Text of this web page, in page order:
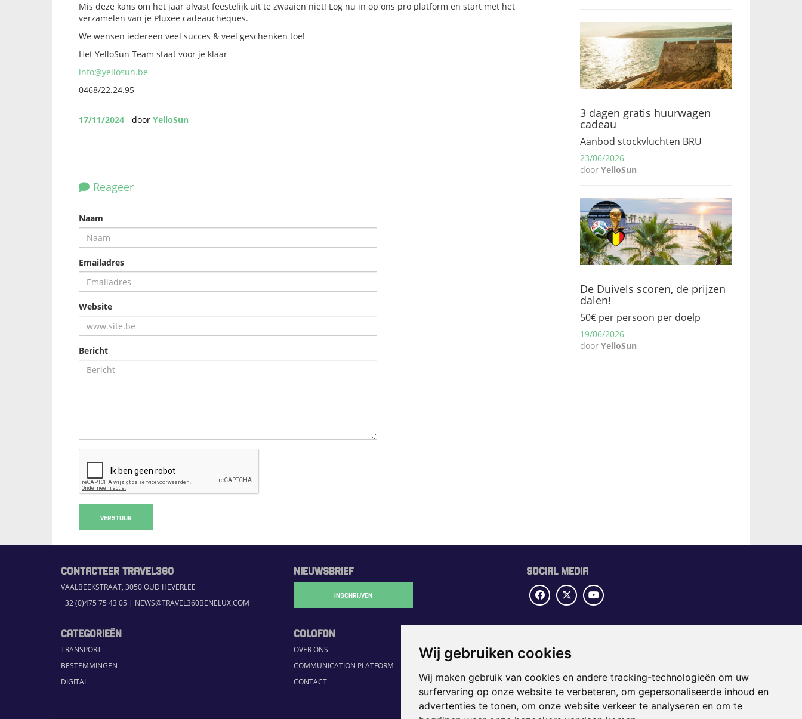
Wij gebruiken cookies
Wij maken gebruik van cookies en andere tracking-technologieën om uw
surfervaring op onze website te verbeteren, om gepersonaliseerde inhoud en
advertenties te tonen, om onze website verkeer te analyseren en om te
Mis deze kans om het jaar alvast feestelijk uit te zwaaien niet! Log nu in op ons pro platform en start met het
verzamelen van je Pluxee cadeaucheques.
We wensen iedereen veel succes & veel geschenken toe!
Het YelloSun Team staat voor je klaar
info@yellosun.be
0468/22.24.95
17/11/2024 - door YelloSun
Reageer
Naam
Emailadres
Website
Bericht
VERSTUUR
3 dagen gratis huurwagen
cadeau
Aanbod stockvluchten BRU
23/06/2026
door YelloSun
De Duivels scoren, de prijzen
dalen!
50€ per persoon per doelp
19/06/2026
door YelloSun
CONTACTEER TRAVEL360
VAALBEEKSTRAAT, 3050 OUD HEVERLEE
+32 (0)475 75 43 05 | NEWS@TRAVEL360BENELUX.COM
NIEUWSBRIEF
INSCHRIJVEN
SOCIAL MEDIA
CATEGORIEËN
TRANSPORT
BESTEMMINGEN
DIGITAL
COLOFON
OVER ONS
COMMUNICATION PLATFORM
CONTACT
HOME
JOBS
HAPPENING